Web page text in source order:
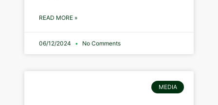
READ MORE »
06/12/2024 No Comments
MEDIA